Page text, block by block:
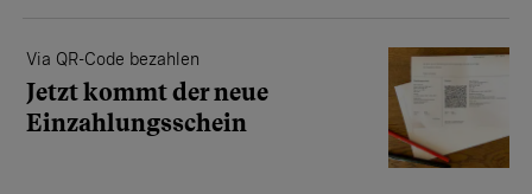
Via QR-Code bezahlen
Jetzt kommt der neue
Einzahlungsschein